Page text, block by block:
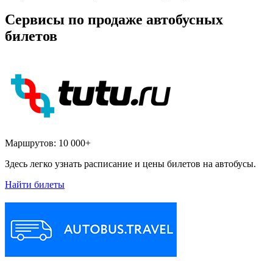
Сервисы по продаже автобусных
билетов
Маршрутов: 10 000+
Здесь легко узнать расписание и цены билетов на автобусы.
Найти билеты